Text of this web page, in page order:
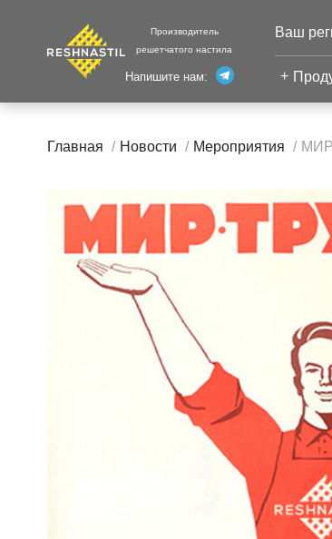
Производитель
решетчатого настила
Напишите нам:
Ваш
Настил с
Настил
Главная Новости Мероприятия